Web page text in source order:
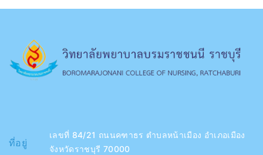
ที่อยู่
เลขที่ 84/21 ถนนคฑาธร ตำบลหน้าเมือง อำเภอเมือง
จังหวัดราชบุรี 70000